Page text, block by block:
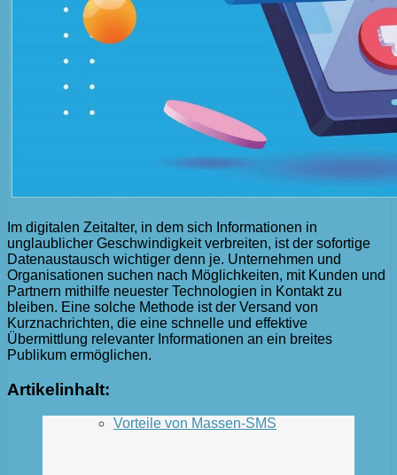
Im digitalen Zeitalter, in dem sich Informationen in
unglaublicher Geschwindigkeit verbreiten, ist der sofortige
Datenaustausch wichtiger denn je. Unternehmen und
Organisationen suchen nach Möglichkeiten, mit Kunden und
Partnern mithilfe neuester Technologien in Kontakt zu
bleiben. Eine solche Methode ist der Versand von
Kurznachrichten, die eine schnelle und effektive
Übermittlung relevanter Informationen an ein breites
Publikum ermöglichen.
Artikelinhalt:
Vorteile von Massen-SMS